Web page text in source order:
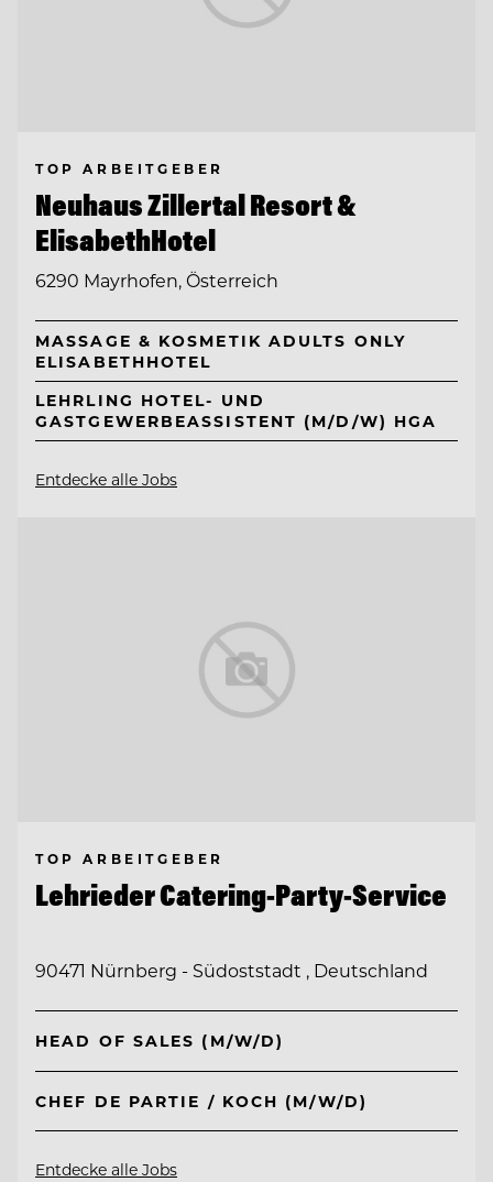
TOP ARBEITGEBER
Neuhaus Zillertal Resort &
ElisabethHotel
6290 Mayrhofen, Österreich
MASSAGE & KOSMETIK ADULTS ONLY
ELISABETHHOTEL
LEHRLING HOTEL- UND
GASTGEWERBEASSISTENT (M/D/W) HGA
Entdecke alle Jobs
TOP ARBEITGEBER
Lehrieder Catering-Party-Service
90471 Nürnberg - Südoststadt , Deutschland
HEAD OF SALES (M/W/D)
CHEF DE PARTIE / KOCH (M/W/D)
Entdecke alle Jobs